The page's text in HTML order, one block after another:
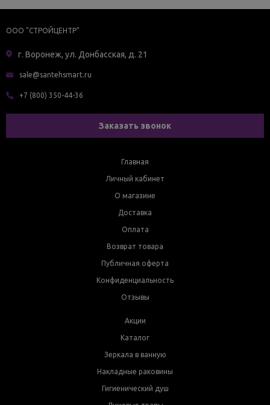
ООО "СТРОЙЦЕНТР"
г. Воронеж, ул. Донбасская, д. 21
sale@santehsmart.ru
+7 (800) 350-44-36
Заказать звонок
Главная
Личный кабинет
О магазине
Доставка
Оплата
Возврат товара
Публичная оферта
Конфиденциальность
Отзывы
Акции
Каталог
Зеркала в ванную
Накладные раковины
Гигиенический душ